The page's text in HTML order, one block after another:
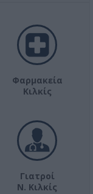
Φαρμακεία
Κιλκίς
Γιατροί
Ν. Κιλκίς